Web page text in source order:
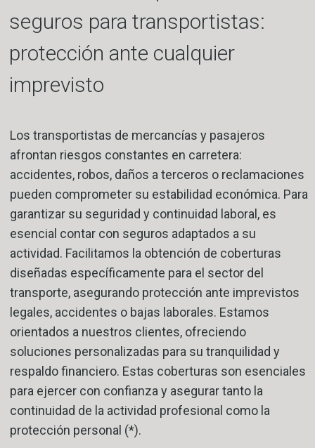
seguros para transportistas:
protección ante cualquier
imprevisto
Los transportistas de mercancías y pasajeros
afrontan riesgos constantes en carretera:
accidentes, robos, daños a terceros o reclamaciones
pueden comprometer su estabilidad económica. Para
garantizar su seguridad y continuidad laboral, es
esencial contar con seguros adaptados a su
actividad. Facilitamos la obtención de coberturas
diseñadas específicamente para el sector del
transporte, asegurando protección ante imprevistos
legales, accidentes o bajas laborales. Estamos
orientados a nuestros clientes, ofreciendo
soluciones personalizadas para su tranquilidad y
respaldo financiero. Estas coberturas son esenciales
para ejercer con confianza y asegurar tanto la
continuidad de la actividad profesional como la
protección personal (*).